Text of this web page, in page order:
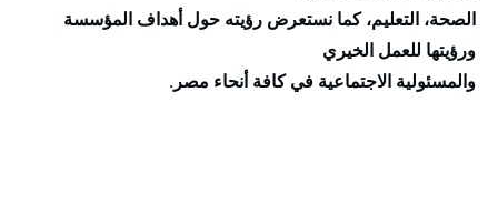
الصحة، التعليم، كما نستعرض رؤيته حول أهداف المؤسسة
ورؤيتها للعمل الخيري
والمسئولية الاجتماعية في كافة أنحاء مصر.